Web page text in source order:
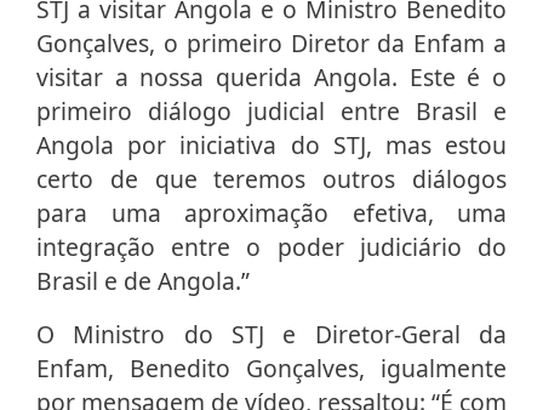
STJ a visitar Angola e o Ministro Benedito
Gonçalves, o primeiro Diretor da Enfam a
visitar a nossa querida Angola. Este é o
primeiro diálogo judicial entre Brasil e
Angola por iniciativa do STJ, mas estou
certo de que teremos outros diálogos
para uma aproximação efetiva, uma
integração entre o poder judiciário do
Brasil e de Angola.”
O Ministro do STJ e Diretor-Geral da
Enfam, Benedito Gonçalves, igualmente
por mensagem de vídeo, ressaltou: “É com